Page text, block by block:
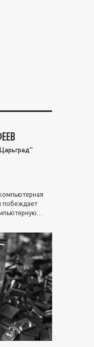
побеждает